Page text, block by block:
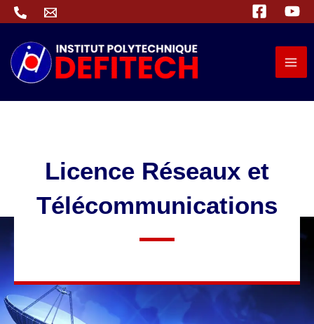
Aller
contenu
Licence Réseaux et
Télécommunications